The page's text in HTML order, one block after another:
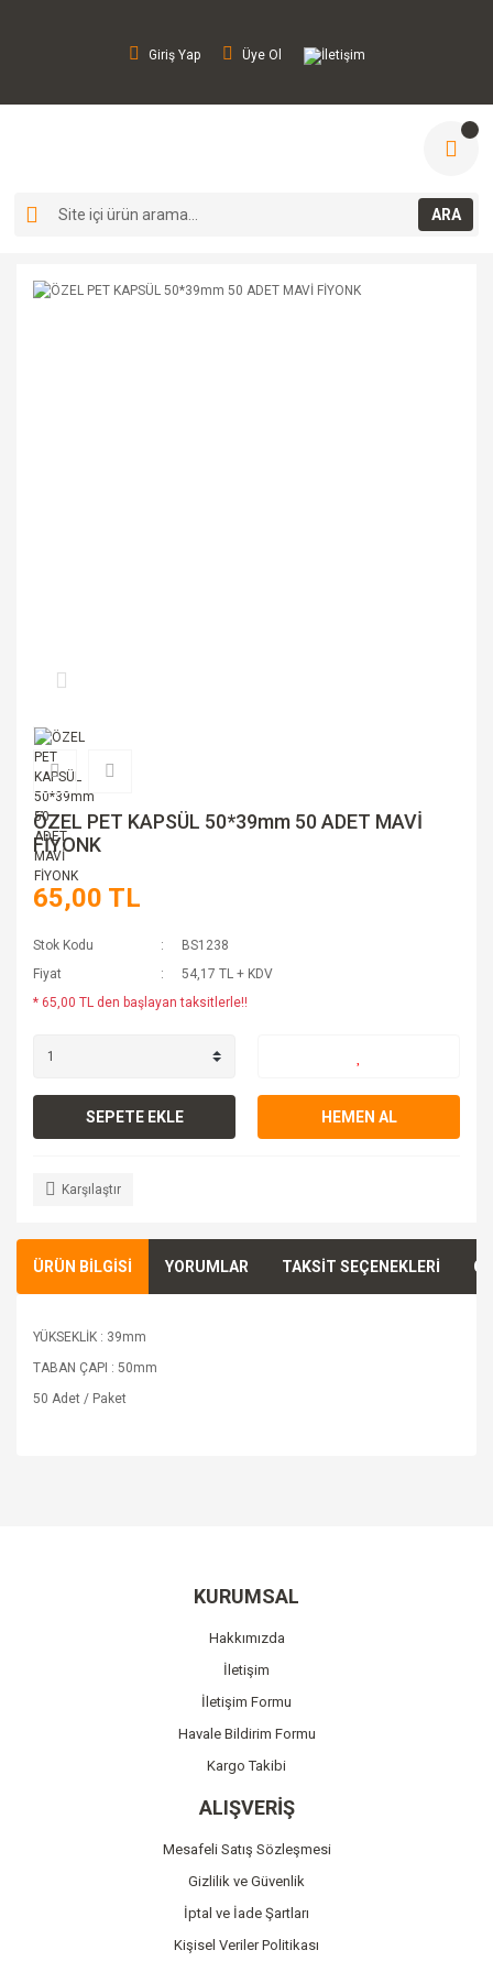
Giriş Yap Üye Ol İletişim
ARA
ÖZEL PET KAPSÜL 50*39mm 50 ADET MAVİ
FİYONK
65,00 TL
Stok Kodu
BS1238
Fiyat
54,17 TL + KDV
* 65,00 TL den başlayan taksitlerle!!
SEPETE EKLE HEMEN AL
Karşılaştır
ÜRÜN BİLGİSİ YORUMLAR TAKSİT SEÇENEKLERİ
YÜKSEKLİK : 39mm
TABAN ÇAPI : 50mm
50 Adet / Paket
Ürün bilgilerinde hatalar bulunuyor.
Ürün fiyatı diğer sitelerden daha pahalı.
Bu ürüne benzer farklı alternatifler olmalı.
Gönder
KURUMSAL
Hakkımızda
İletişim
İletişim Formu
Havale Bildirim Formu
Kargo Takibi
ALIŞVERİŞ
Mesafeli Satış Sözleşmesi
Gizlilik ve Güvenlik
İptal ve İade Şartları
Kişisel Veriler Politikası